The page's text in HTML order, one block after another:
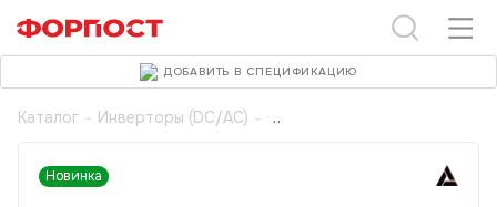
Каталог - Инверторы (DC/AC) -
Новинка
ДОБАВИТЬ В СПЕЦИФИКАЦИЮ